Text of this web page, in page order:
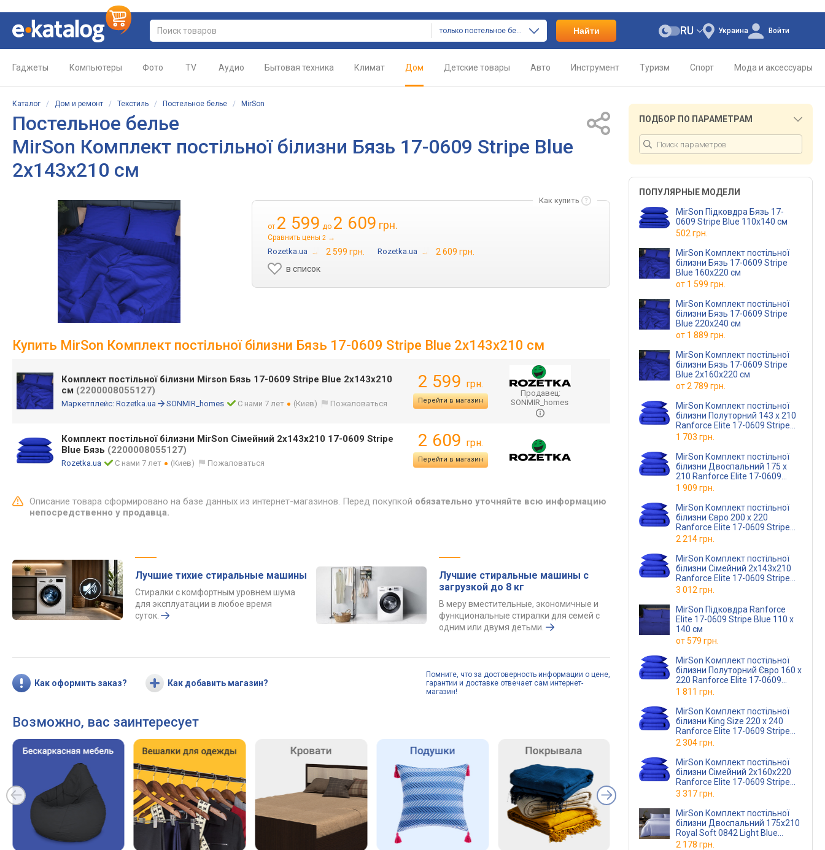
только постельное белье Найти Украина
RU Войти
Гаджеты Компьютеры Фото TV Аудио Бытовая техника Климат Дом Детские товары Авто Инструмент Туризм Спорт Мода и аксессуары
Каталог / Дом и ремонт / Текстиль / Постельное белье / MirSon
Постельное белье
MirSon Комплект постільної білизни Бязь 17-0609 Stripe Blue
2х143х210 см
Как купить
от 2 599 до 2 609 грн.
Сравнить цены 2 →
Rozetka.ua → 2 599 грн. Rozetka.ua →
2 609 грн.
в список
Купить MirSon Комплект постільної білизни Бязь 17-0609 Stripe Blue 2х143х210 см
Комплект постільної білизни Mirson Бязь 17-0609 Stripe Blue 2х143х210
см (2200008055127)
Маркетплейс: Rozetka.ua SONMIR_homes С нами 7 лет (Киев) Пожаловаться
2 599 грн.
Перейти в магазин
Продавец:
SONMIR_homes
Комплект постільної білизни MirSon Сімейний 2х143x210 17-0609 Stripe
Blue Бязь (2200008055127)
Rozetka.ua С нами 7 лет (Киев) Пожаловаться
2 609 грн.
Перейти в магазин
Описание товара сформировано на базе данных из интернет-магазинов. Перед покупкой обязательно уточняйте всю информацию
непосредственно у продавца.
Лучшие тихие стиральные машины
Стиралки с комфортным уровнем шума
для эксплуатации в любое время
суток.
Лучшие стиральные машины с
загрузкой до 8 кг
В меру вместительные, экономичные и
функциональные стиралки для семей с
одним или двумя детьми.
Как оформить заказ? Как добавить магазин?
Помните, что за достоверность информации о цене,
гарантии и доставке отвечает сам интернет-
магазин!
Возможно, вас заинтересует
ПОДБОР ПО ПАРАМЕТРАМ
ПОПУЛЯРНЫЕ МОДЕЛИ
MirSon Підковдра Бязь 17-
0609 Stripe Blue 110х140 см
502 грн.
MirSon Комплект постільної
білизни Бязь 17-0609 Stripe
Blue 160х220 см
от 1 599 грн.
MirSon Комплект постільної
білизни Бязь 17-0609 Stripe
Blue 220х240 см
от 1 889 грн.
MirSon Комплект постільної
білизни Бязь 17-0609 Stripe
Blue 2х160х220 см
от2 789 грн.
MirSon Комплект постільної
білизни Полуторний 143 x 210
Ranforce Elite 17-0609 Stripe
Blue Ранфорс
1 703 грн.
MirSon Комплект постільної
білизни Двоспальний 175 x
210 Ranforce Elite 17-0609
Stripe Blue Ранфорс
1 909 грн.
MirSon Комплект постільної
білизни Євро 200 x 220
Ranforce Elite 17-0609 Stripe
Blue Ранфорс
2 214 грн.
MirSon Комплект постільної
білизни Сімейний 2х143x210
Ranforce Elite 17-0609 Stripe
Blue Ранфорс
3 012 грн.
MirSon Підковдра Ranforce
Elite 17-0609 Stripe Blue 110 x
140 см
от579 грн.
MirSon Комплект постільної
білизни Полуторний Євро 160 x
220 Ranforce Elite 17-0609
Stripe Blue Ранфорс
1 811 грн.
MirSon Комплект постільної
білизни King Size 220 x 240
Ranforce Elite 17-0609 Stripe
Blue Ранфорс
2 304 грн.
MirSon Комплект постільної
білизни Сімейний 2х160x220
Ranforce Elite 17-0609 Stripe
Blue Ранфорс
3 317 грн.
MirSon Комплект постільної
білизни Двоспальний 175х210
Royal Soft 0842 Light Blue
Сатин
2 178 грн.